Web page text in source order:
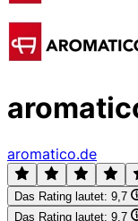
aromatico.de
Das Rating lautet: 9,7
Das Rating lautet: 9,7